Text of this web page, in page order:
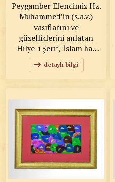
Peygamber Efendimiz Hz.
Muhammed’in (s.a.v.)
vasıflarını ve
güzelliklerini anlatan
Hilye-i Şerif, İslam hat
sanatının en kıymetli
formlarından biridir. Bu
özel eser, Ahmet Zeki
Yavaş imzalı çalışmanın
tıpkı basımı olarak
hazırlanmış olup, klasik
hat ve tezhip sanatının
zarif uyumunu yansıtır.
KOD: 0158 SANATKÂR:
Ahmet Zeki YAVAŞ
ÖLÇÜLER: 60x72 ESER
ÖZELLİKLERİ: Tıpkı
detaylı bilgi